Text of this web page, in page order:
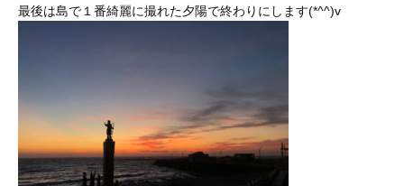
最後は島で１番綺麗に撮れた夕陽で終わりにします(*^^)v